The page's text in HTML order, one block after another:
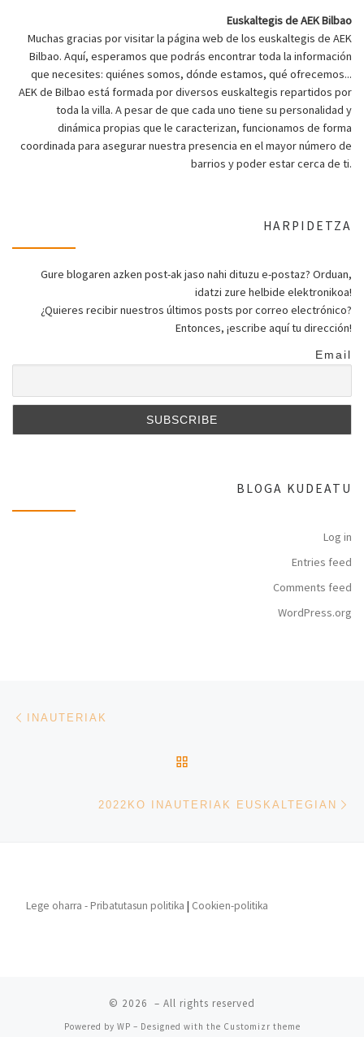
Euskaltegis de AEK Bilbao
Muchas gracias por visitar la página web de los euskaltegis de AEK
Bilbao. Aquí, esperamos que podrás encontrar toda la información
que necesites: quiénes somos, dónde estamos, qué ofrecemos...
AEK de Bilbao está formada por diversos euskaltegis repartidos por
toda la villa. A pesar de que cada uno tiene su personalidad y
dinámica propias que le caracterizan, funcionamos de forma
coordinada para asegurar nuestra presencia en el mayor número de
barrios y poder estar cerca de ti.
HARPIDETZA
Gure blogaren azken post-ak jaso nahi dituzu e-postaz? Orduan,
idatzi zure helbide elektronikoa!
¿Quieres recibir nuestros últimos posts por correo electrónico?
Entonces, ¡escribe aquí tu dirección!
Email
BLOGA KUDEATU
Log in
Entries feed
Comments feed
WordPress.org
Post navigation
INAUTERIAK
2022KO INAUTERIAK EUSKALTEGIAN
Lege oharra - Pribatutasun politika | Cookien-politika
© 2026 – All rights reserved
Powered by WP – Designed with the Customizr theme